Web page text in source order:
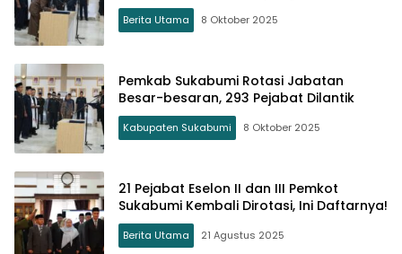
Berita Utama 8 Oktober 2025
Pemkab Sukabumi Rotasi Jabatan
Besar-besaran, 293 Pejabat Dilantik
Kabupaten Sukabumi 8 Oktober 2025
21 Pejabat Eselon II dan III Pemkot
Sukabumi Kembali Dirotasi, Ini Daftarnya!
Berita Utama 21 Agustus 2025